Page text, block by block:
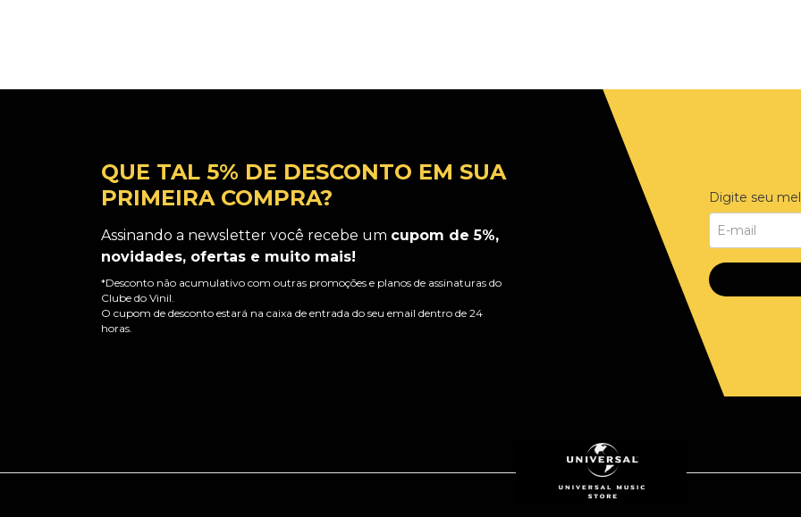
QUE TAL 5% DE DESCONTO EM SUA
PRIMEIRA COMPRA?
Assinando a newsletter você recebe um cupom de 5%,
novidades, ofertas e muito mais!
*Desconto não acumulativo com outras promoções e planos de assinaturas do
Clube do Vinil.
O cupom de desconto estará na caixa de entrada do seu email dentro de 24
horas.
Digite seu